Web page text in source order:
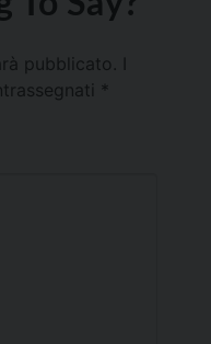
pubblicato.
*